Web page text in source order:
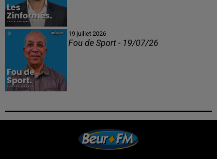
19 juillet 2026
Fou de Sport - 19/07/26